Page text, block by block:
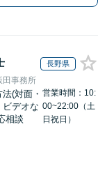
長野県
田事務所
(対面・
ビデオな
相談
営業時間：10:
00~22:00（土
日祝日）